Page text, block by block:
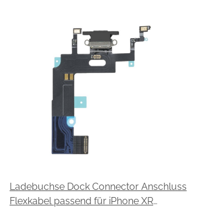
Ladebuchse Dock Connector Anschluss
Flexkabel passend für iPhone XR